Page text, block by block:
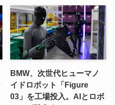
BMW、次世代ヒューマノ
イドロボット「Figure
03」を工場投入。AIとロボ